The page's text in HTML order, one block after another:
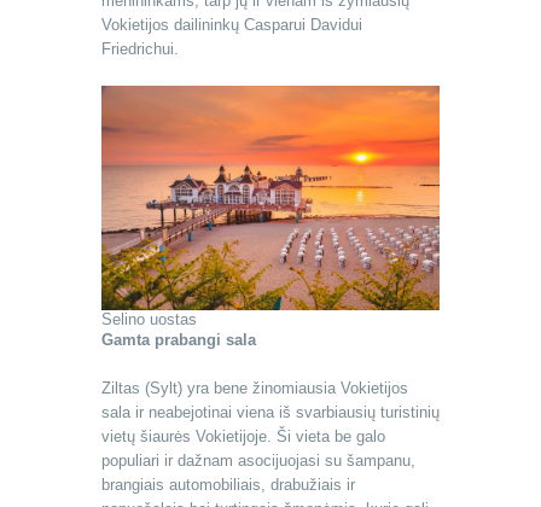
Vokietijos dailininkų Casparui Davidui
Friedrichui.
Selino uostas
Gamta prabangi sala
Ziltas (Sylt) yra bene žinomiausia Vokietijos
sala ir neabejotinai viena iš svarbiausių turistinių
vietų šiaurės Vokietijoje. Ši vieta be galo
populiari ir dažnam asocijuojasi su šampanu,
brangiais automobiliais, drabužiais ir